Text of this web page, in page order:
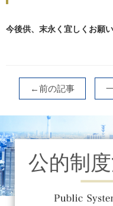
今後供、末永く宜しくお願
←前の記事
公的制